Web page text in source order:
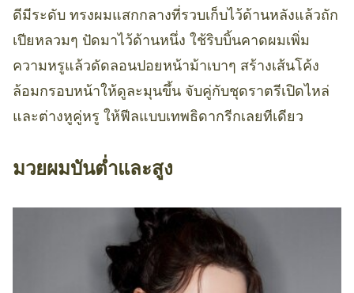
ดีมีระดับ ทรงผมแสกกลางที่รวบเก็บไว้ด้านหลังแล้วถัก
เปียหลวมๆ ปัดมาไว้ด้านหนึ่ง ใช้ริบบิ้นคาดผมเพิ่ม
ความหรูแล้วดัดลอนปอยหน้าม้าเบาๆ สร้างเส้นโค้ง
ล้อมกรอบหน้าให้ดูละมุนขึ้น จับคู่กับชุดราตรีเปิดไหล่
และต่างหูคู่หรู ให้ฟีลแบบเทพธิดากรีกเลยทีเดียว
มวยผมบันต่ำและสูง